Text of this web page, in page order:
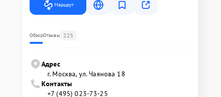
Маршрут
ОбзорОтзывы 225
Адрес
г. Москва, ул. Чаянова 18
Контакты
+7 (495) 023-73-25